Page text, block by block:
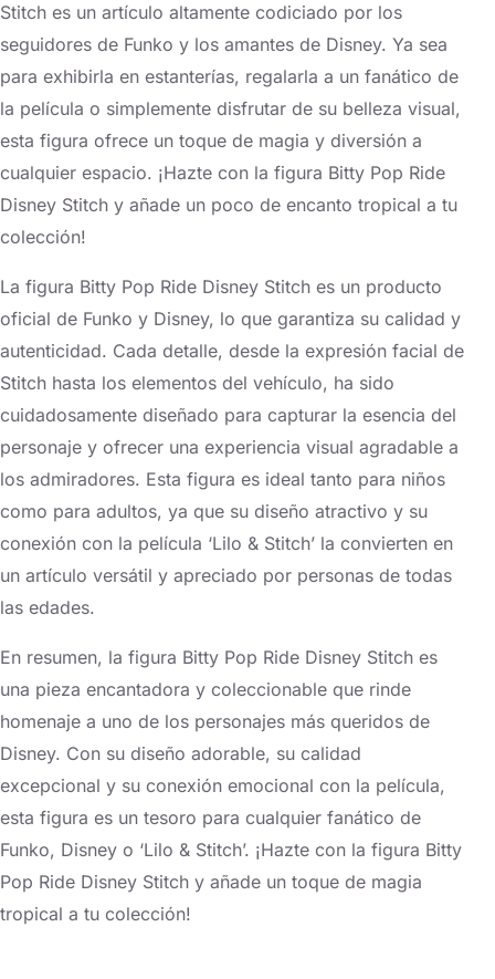
Stitch es un artículo altamente codiciado por los
seguidores de Funko y los amantes de Disney. Ya sea
para exhibirla en estanterías, regalarla a un fanático de
la película o simplemente disfrutar de su belleza visual,
esta figura ofrece un toque de magia y diversión a
cualquier espacio. ¡Hazte con la figura Bitty Pop Ride
Disney Stitch y añade un poco de encanto tropical a tu
colección!
La figura Bitty Pop Ride Disney Stitch es un producto
oficial de Funko y Disney, lo que garantiza su calidad y
autenticidad. Cada detalle, desde la expresión facial de
Stitch hasta los elementos del vehículo, ha sido
cuidadosamente diseñado para capturar la esencia del
personaje y ofrecer una experiencia visual agradable a
los admiradores. Esta figura es ideal tanto para niños
como para adultos, ya que su diseño atractivo y su
conexión con la película ‘Lilo & Stitch’ la convierten en
un artículo versátil y apreciado por personas de todas
las edades.
En resumen, la figura Bitty Pop Ride Disney Stitch es
una pieza encantadora y coleccionable que rinde
homenaje a uno de los personajes más queridos de
Disney. Con su diseño adorable, su calidad
excepcional y su conexión emocional con la película,
esta figura es un tesoro para cualquier fanático de
Funko, Disney o ‘Lilo & Stitch’. ¡Hazte con la figura Bitty
Pop Ride Disney Stitch y añade un toque de magia
tropical a tu colección!